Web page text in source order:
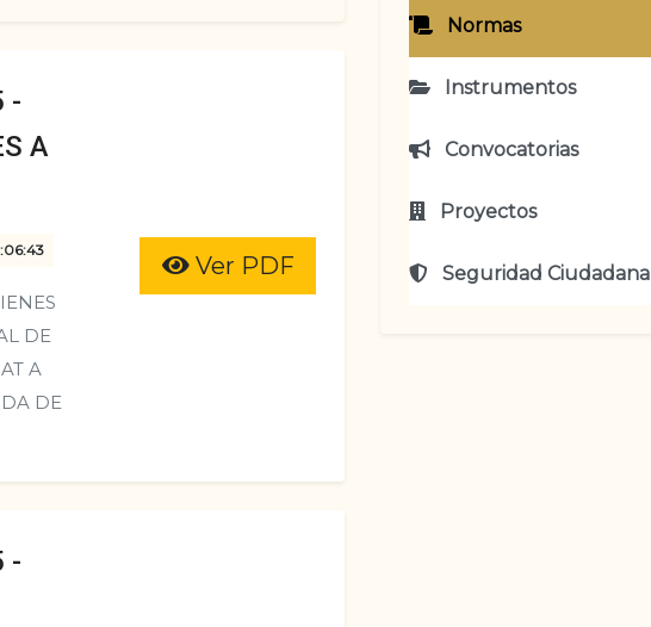
-
A
DE
A
DE
Ver PDF
-
Normas
Instrumentos
Convocatorias
Proyectos
Seguridad Ciudadana